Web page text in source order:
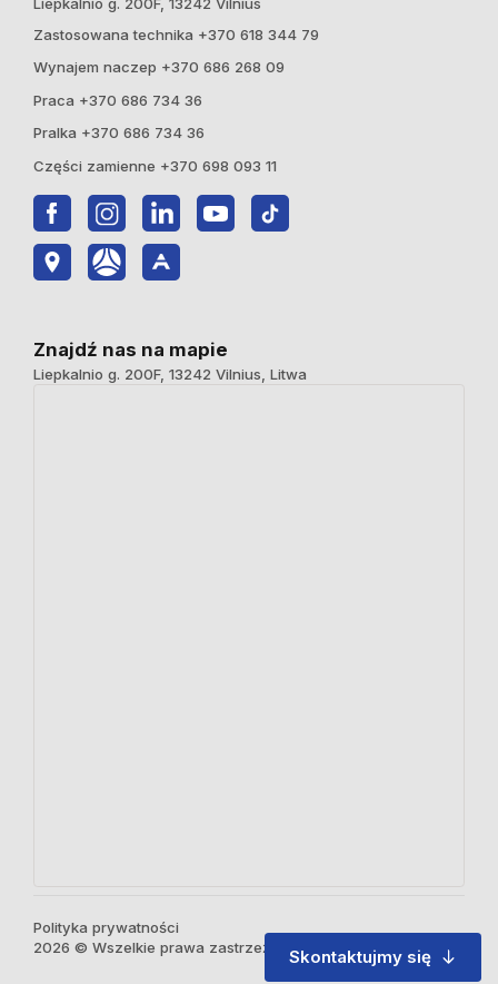
Skontaktujmy się
Zastosowana technika +370 618 344 79
Wynajem naczep +370 686 268 09
Praca +370 686 734 36
Pralka +370 686 734 36
Części zamienne +370 698 093 11
Znajdź nas na mapie
Liepkalnio g. 200F, 13242 Vilnius, Litwa
Polityka prywatności
2026 © Wszelkie prawa zastrzeżone